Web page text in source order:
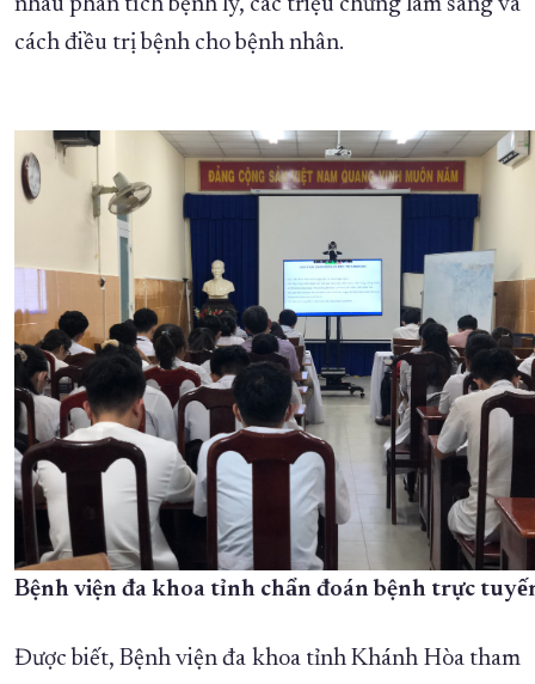
nhau phân tích bệnh lý, các triệu chứng lâm sàng và
cách điều trị bệnh cho bệnh nhân.
Bệnh viện đa khoa tỉnh chẩn đoán bệnh trực
Được biết, Bệnh viện đa khoa tỉnh Khánh Hòa tham